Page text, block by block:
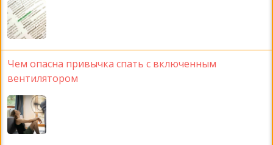
Чем опасна привычка спать с включенным
вентилятором